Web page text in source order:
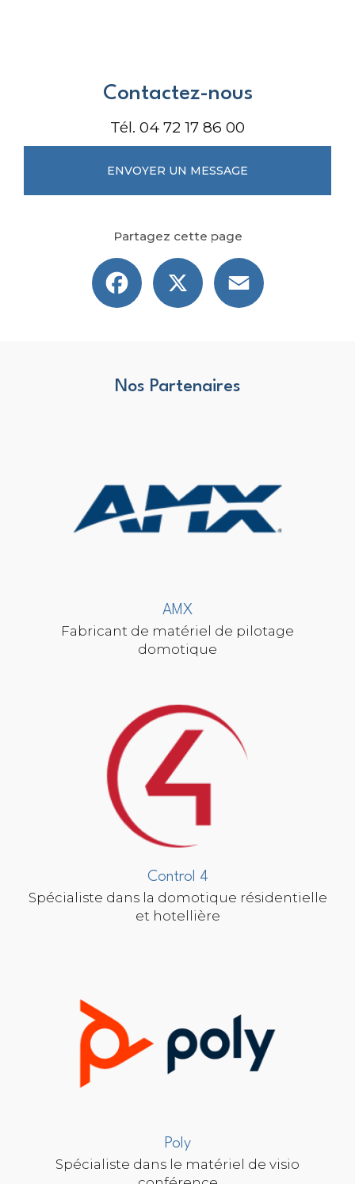
Contactez-nous
Tél. 04 72 17 86 00
ENVOYER UN MESSAGE
Partagez cette page
Facebook
Nos Partenaires
AMX
Fabricant de matériel de pilotage
domotique
Control 4
Spécialiste dans la domotique résidentielle
et hotellière
Poly
Spécialiste dans le matériel de visio